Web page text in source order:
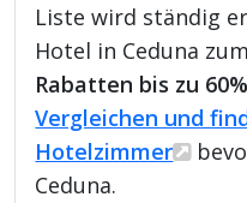
Liste wird ständig
Hotel in Ceduna zum
Rabatten bis zu 60%
Vergleichen und
Hotelzimmer
Ceduna.